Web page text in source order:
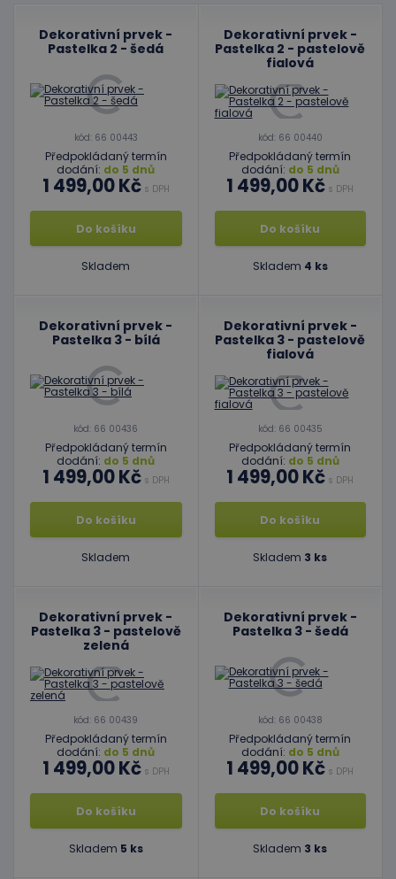
Dekorativní prvek -
Pastelka 2 - šedá
kód: 66 00443
Předpokládaný termín
dodání: do 5 dnů
1 499,00 Kčs DPH
Do košíku
Skladem
Dekorativní prvek -
Pastelka 2 - pastelově
fialová
kód: 66 00440
Předpokládaný termín
dodání: do 5 dnů
1 499,00 Kč s DPH
Do košíku
Skladem 4 ks
Dekorativní prvek -
Pastelka 3 - bílá
kód: 66 00436
Předpokládaný termín
dodání: do 5 dnů
1 499,00 Kčs DPH
Do košíku
Skladem
Dekorativní prvek -
Pastelka 3 - pastelově
fialová
kód: 66 00435
Předpokládaný termín
dodání: do 5 dnů
1 499,00 Kč s DPH
Do košíku
Skladem 3 ks
Dekorativní prvek -
Pastelka 3 - pastelově
zelená
kód: 66 00439
Předpokládaný termín
dodání: do 5 dnů
1 499,00 Kčs DPH
Do košíku
Skladem 5 ks
Dekorativní prvek -
Pastelka 3 - šedá
kód: 66 00438
Předpokládaný termín
dodání: do 5 dnů
1 499,00 Kč s DPH
Do košíku
Skladem 3 ks